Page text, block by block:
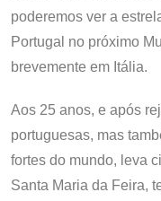
poderemos ver a
Portugal no próximo
brevemente em Itália.
Aos 25 anos, e após
portuguesas, mas
fortes do mundo, leva
Santa Maria da Feira,